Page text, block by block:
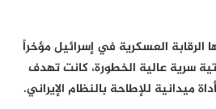
العسكرية في إسرائيل مؤخراً
سرية عالية الخطورة، كانت تهدف
ميدانية للإطاحة بالنظام الإيراني.